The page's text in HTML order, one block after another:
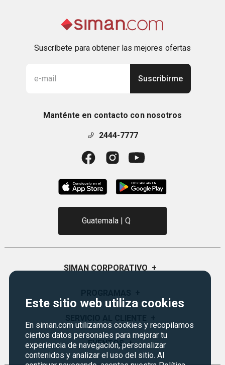
Este sitio web utiliza cookies
En siman.com utilizamos cookies y recopilamos
ciertos datos personales para mejorar tu
experiencia de navegación, personalizar
contenidos y analizar el uso del sitio. Al
Suscríbete para obtener las mejores ofertas
Suscribirme
Manténte en contacto con nosotros
2444-7777
Guatemala | Q
SIMAN CORPORATIVO +
Visión y Misión
Historia
Sucursales
Servicios
Certificados de Regalo
Siman PRO
Preguntas Frecuentes
Política de devoluciones y garantías
EVENTOS +